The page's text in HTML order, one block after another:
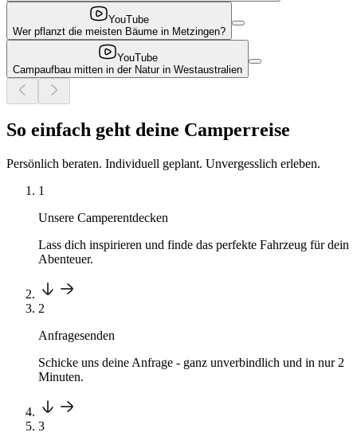
YouTube
Wer pflanzt die meisten Bäume in Metzingen?
YouTube
Campaufbau mitten in der Natur in Westaustralien
So einfach geht deine Camperreise
Persönlich beraten. Individuell geplant. Unvergesslich erleben.
1
Unsere Camperentdecken
Lass dich inspirieren und finde das perfekte Fahrzeug für dein
Abenteuer.
2
Anfragesenden
Schicke uns deine Anfrage - ganz unverbindlich und in nur 2
Minuten.
3